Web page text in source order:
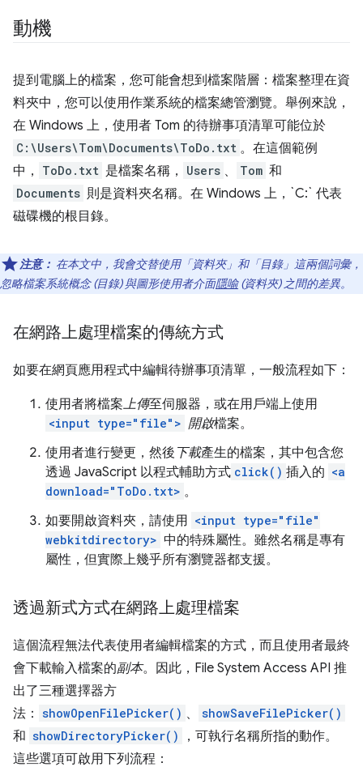
動機
提到電腦上的檔案，您可能會想到檔案階層：檔案整理在資
料夾中，您可以使用作業系統的檔案總管瀏覽。舉例來說，
在 Windows 上，使用者 Tom 的待辦事項清單可能位於
C:\Users\Tom\Documents\ToDo.txt 。在這個範例
中，
ToDo.txt 是檔案名稱， Users 、 Tom 和
Documents 則是資料夾名稱。在 Windows 上，`C:` 代表
磁碟機的根目錄。
注意： 在本文中，我會交替使用「資料夾」和「目錄」這兩個詞彙，
忽略檔案系統概念 (目錄) 與圖形使用者介面隱喻(資料夾) 之間的差異。
在網路上處理檔案的傳統方式
如要在網頁應用程式中編輯待辦事項清單，一般流程如下：
使用者將檔案上傳至伺服器，或在用戶端上使用
<input type="file"> 開啟檔案。
使用者進行變更，然後 下載產生的檔案，其中包含您
透過 JavaScript 以程式輔助方式 click() 插入的 <a
download="ToDo.txt> 。
如要開啟資料夾，請使用 <input type="file"
webkitdirectory> 中的特殊屬性。雖然名稱是專有
屬性，但實際上幾乎所有瀏覽器都支援。
透過新式方式在網路上處理檔案
這個流程無法代表使用者編輯檔案的方式，而且使用者最終
會下載輸入檔案的副本。因此，File System Access API 推
出了三種選擇器方
法： showOpenFilePicker() 、 showSaveFilePicker()
和 showDirectoryPicker()
，可執行名稱所指的動作。
這些選項可啟用下列流程：